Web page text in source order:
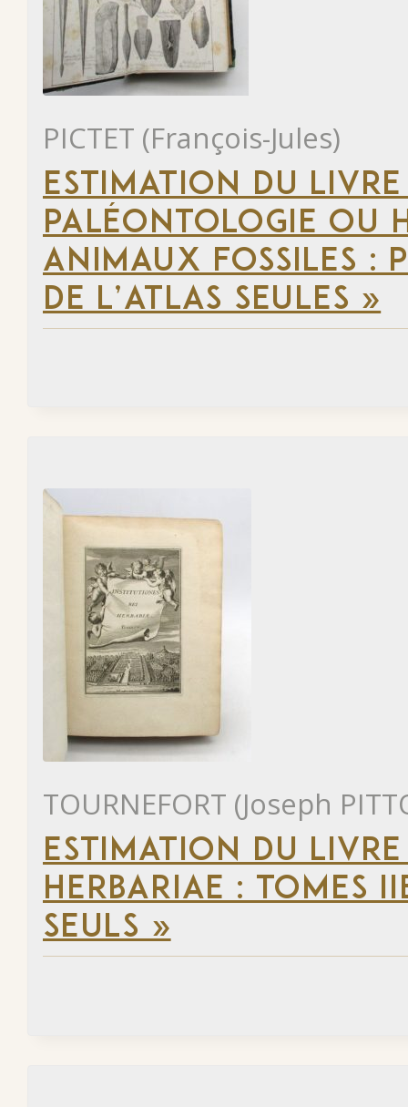
PICTET (François-Jules)
ESTIMATION DU
PALÉONTOLOGIE OU
ANIMAUX FOSSILES :
DE L’ATLAS SEULES »
TOURNEFORT (Joseph
ESTIMATION DU
HERBARIAE : TOMES
SEULS »